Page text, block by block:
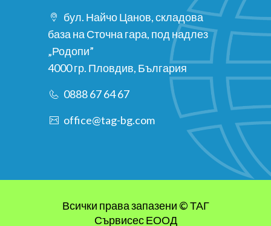
бул. Найчо Цанов, складова
база на Сточна гара, под надлез
„Родопи”
4000 гр. Пловдив, България
0888 67 64 67
office@tag-bg.com
Всички права запазени © ТАГ
Сървисес ЕООД